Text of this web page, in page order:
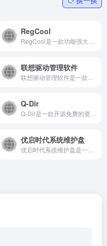
RegCool
联想驱动管理软件
Q-Dir
优启时代系统维护盘